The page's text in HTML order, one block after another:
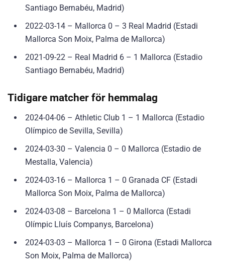
Santiago Bernabéu, Madrid)
2022-03-14 – Mallorca 0 – 3 Real Madrid (Estadi
Mallorca Son Moix, Palma de Mallorca)
2021-09-22 – Real Madrid 6 – 1 Mallorca (Estadio
Santiago Bernabéu, Madrid)
Tidigare matcher för hemmalag
2024-04-06 – Athletic Club 1 – 1 Mallorca (Estadio
Olímpico de Sevilla, Sevilla)
2024-03-30 – Valencia 0 – 0 Mallorca (Estadio de
Mestalla, Valencia)
2024-03-16 – Mallorca 1 – 0 Granada CF (Estadi
Mallorca Son Moix, Palma de Mallorca)
2024-03-08 – Barcelona 1 – 0 Mallorca (Estadi
Olímpic Lluís Companys, Barcelona)
2024-03-03 – Mallorca 1 – 0 Girona (Estadi Mallorca
Son Moix, Palma de Mallorca)